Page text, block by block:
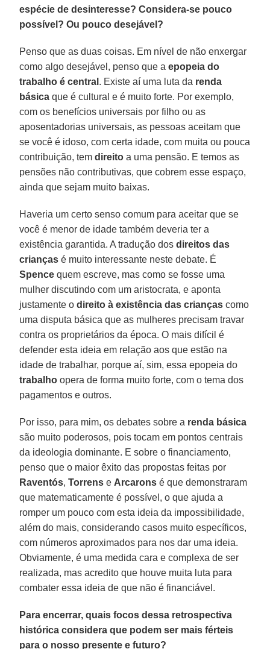
espécie de desinteresse? Considera-se pouco
possível? Ou pouco desejável?
Penso que as duas coisas. Em nível de não enxergar
como algo desejável, penso que aepopeia do
trabalho é central . Existe aí uma luta da renda
básica que é cultural e é muito forte. Por exemplo,
com os benefícios universais por filho ou as
aposentadorias universais, as pessoas aceitam que
se você é idoso, com certa idade, com muita ou pouca
contribuição, temdireito a uma pensão. E temos as
pensões não contributivas, que cobrem esse espaço,
ainda que sejam muito baixas.
Haveria um certo senso comum para aceitar que se
você é menor de idade também deveria ter a
existência garantida. A tradução dosdireitos das
crianças é muito interessante neste debate. É
Spence quem escreve, mas como se fosse uma
mulher discutindo com um aristocrata, e aponta
justamente odireito à existência das crianças como
uma disputa básica que as mulheres precisam travar
contra os proprietários da época. O mais difícil é
defender esta ideia em relação aos que estão na
idade de trabalhar, porque aí, sim, essa epopeia do
trabalho opera de forma muito forte, com o tema dos
pagamentos e outros.
Por isso, para mim, os debates sobre a renda básica
são muito poderosos, pois tocam em pontos centrais
da ideologia dominante. E sobre o financiamento,
penso que o maior êxito das propostas feitas por
Raventós,Torrens e Arcarons é que demonstraram
que matematicamente é possível, o que ajuda a
romper um pouco com esta ideia da impossibilidade,
além do mais, considerando casos muito específicos,
com números aproximados para nos dar uma ideia.
Obviamente, é uma medida cara e complexa de ser
realizada, mas acredito que houve muita luta para
combater essa ideia de que não é financiável.
Para encerrar, quais focos dessa retrospectiva
histórica considera que podem ser mais férteis
para o nosso presente e futuro?